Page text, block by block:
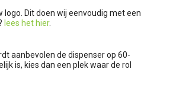
logo. Dit doen wij eenvoudig met een
lees het hier.
aanbevolen de dispenser op 60-
is, kies dan een plek waar de rol